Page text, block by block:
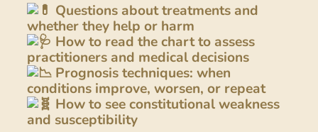
Questions about treatments and
whether they help or harm
How to read the chart to assess
practitioners and medical decisions
Prognosis techniques: when
conditions improve, worsen, or repeat
How to see constitutional weakness
and susceptibility